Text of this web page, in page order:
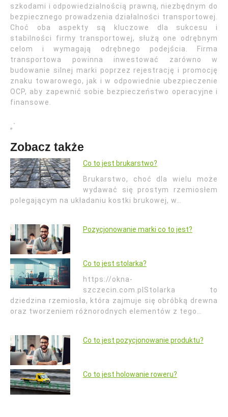
szkodami i odpowiedzialnością prawną, niezbędnym do
bezpiecznego prowadzenia działalności transportowej.
Choć oba aspekty są kluczowe dla sukcesu i
stabilności firmy transportowej, służą one odrębnym
celom i wymagają odrębnego podejścia. Firma
transportowa powinna inwestować zarówno w
budowanie silnej marki poprzez rejestrację i promocję
znaku towarowego, jak i w odpowiednie ubezpieczenie
OCP, aby zapewnić sobie bezpieczeństwo operacyjne i
finansowe.
„`
Zobacz także
Co to jest brukarstwo?
Brukarstwo, choć dla wielu może
wydawać się prostym rzemiosłem
polegającym na układaniu kostki brukowej, w…
Pozycjonowanie marki co to jest?
Co to jest stolarka?
https://okna-
szczecin.com.plStolarka to
dziedzina rzemiosła, która zajmuje się obróbką drewna
oraz tworzeniem różnorodnych elementów z tego…
Co to jest pozycjonowanie produktu?
Co to jest holowanie roweru?